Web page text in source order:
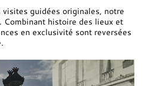
visites guidées originales, notre
histoire des lieux et
en exclusivité sont reversées